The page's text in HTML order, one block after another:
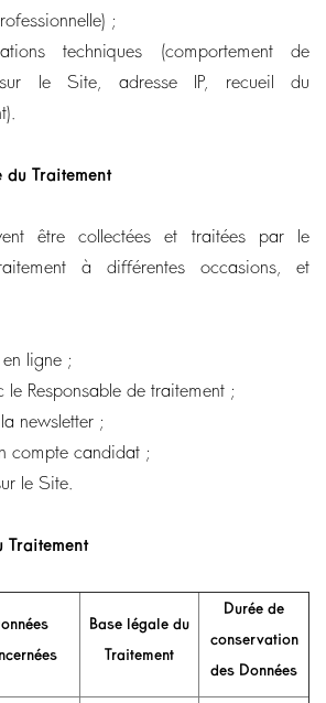
;
techniques (comportement de
sur le Site, adresse IP, recueil du
du Traitement
être collectées et traitées par le
à différentes occasions, et
ligne ;
le Responsable de traitement ;
newsletter ;
compte candidat ;
le Site.
Traitement
Base légale du
Traitement
Durée de
conservation
des Données